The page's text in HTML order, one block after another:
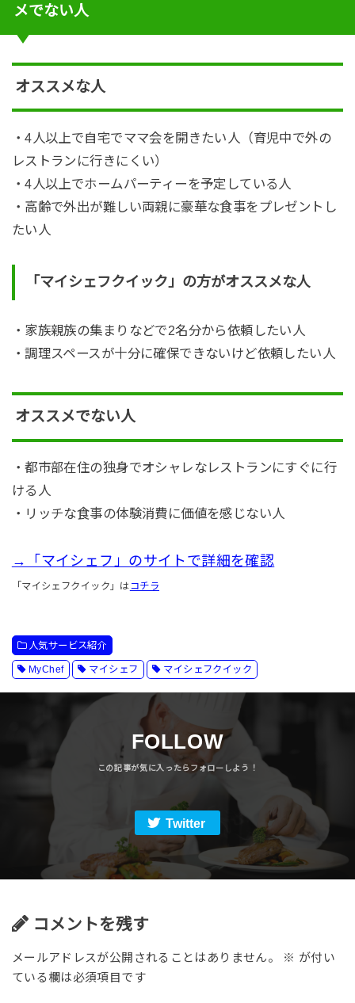
メでない人
オススメな人
・4人以上で自宅でママ会を開きたい人（育児中で外の
レストランに行きにくい）
・4人以上でホームパーティーを予定している人
・高齢で外出が難しい両親に豪華な食事をプレゼントし
たい人
「マイシェフクイック」の方がオススメな人
・家族親族の集まりなどで2名分から依頼したい人
・調理スペースが十分に確保できないけど依頼したい人
オススメでない人
・都市部在住の独身でオシャレなレストランにすぐに行
ける人
・リッチな食事の体験消費に価値を感じない人
→「マイシェフ」のサイトで詳細を確認
「マイシェフクイック」はコチラ
人気サービス紹介
MyChef マイシェフ マイシェフクイック
FOLLOW
Twitter
コメントを残す
メールアドレスが公開されることはありません。 ※ が付い
ている欄は必須項目です